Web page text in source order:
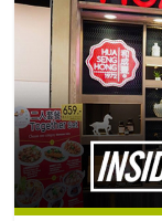
แห่ง
ประเ